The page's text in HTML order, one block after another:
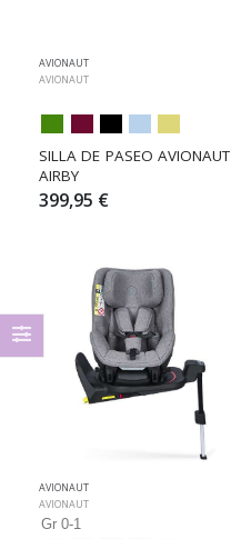
AVIONAUT
AVIONAUT
SILLA DE PASEO AVIONAUT
AIRBY
399,95 €
AVIONAUT
AVIONAUT
Gr 0-1